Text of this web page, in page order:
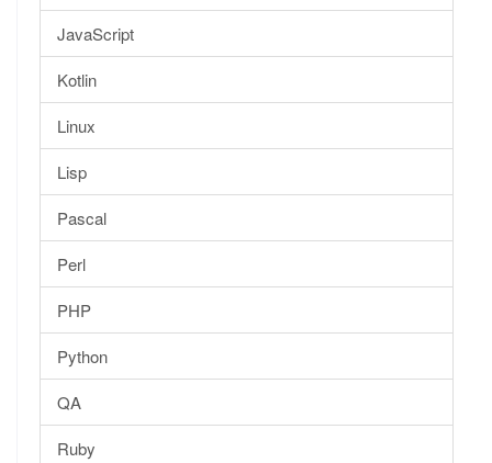
JavaScript
Kotlin
Linux
Lisp
Pascal
Perl
PHP
Python
QA
Ruby